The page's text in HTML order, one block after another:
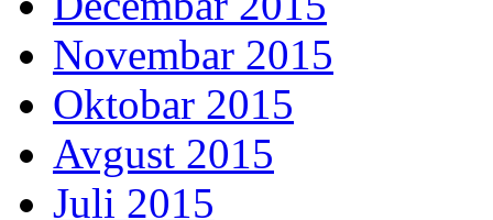
Novembar 2015
Oktobar 2015
Avgust 2015
Juli 2015